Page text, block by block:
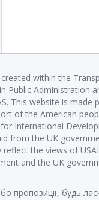
within the
Public Administration
This website is made
of the American
International
from the UK
reflect the views of
and the UK
пропозиції, будь